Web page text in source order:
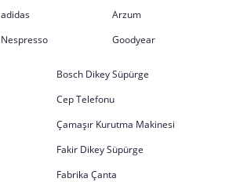
adidas
Arzum
Nespresso Goodyear
Bosch Dikey Süpürge
Cep Telefonu
Çamaşır Kurutma Makinesi
Fakir Dikey Süpürge
Fabrika Çanta